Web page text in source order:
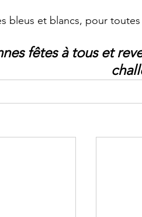
bleus et blancs, pour
fêtes à tous et